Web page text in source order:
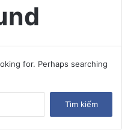
for. Perhaps searching